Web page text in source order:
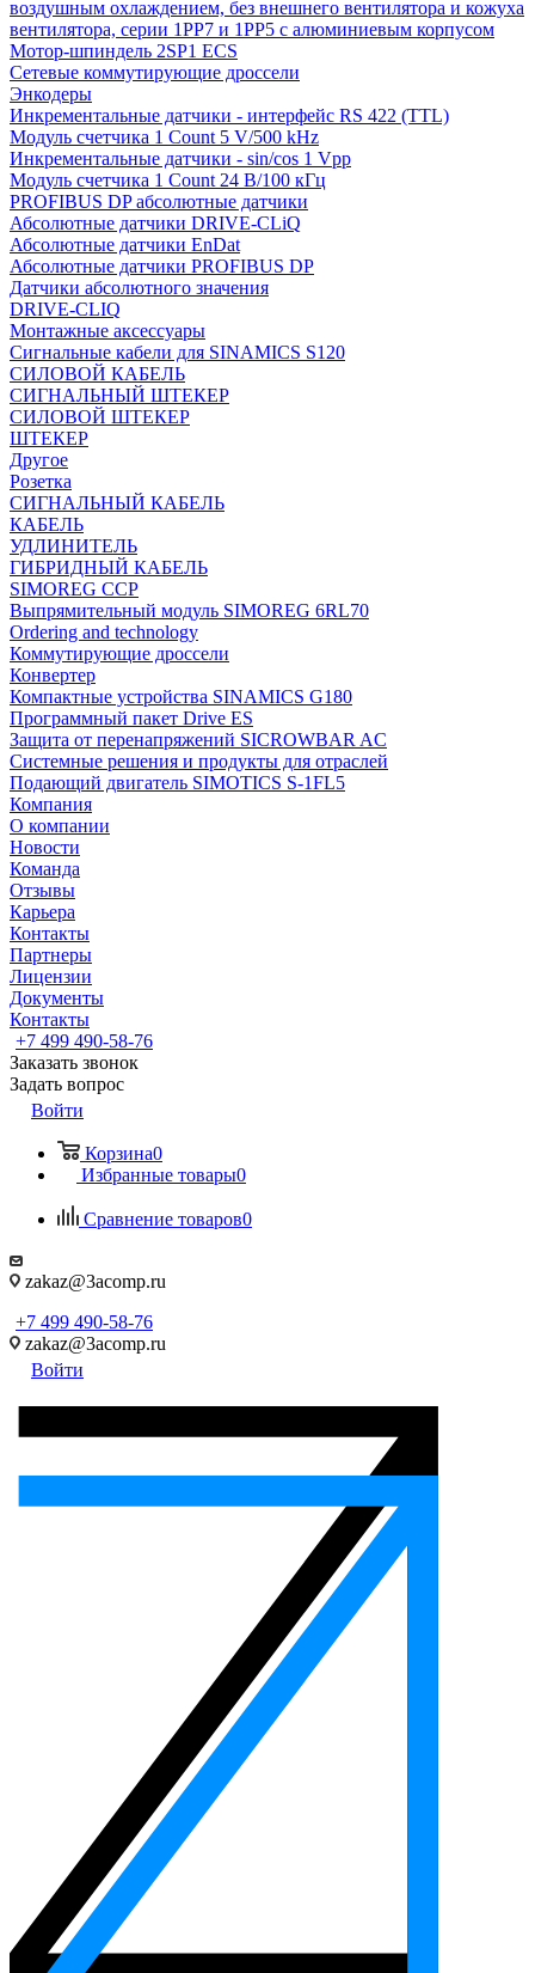
воздушным охлаждением, без внешнего вентилятора и кожуха
вентилятора, серии 1PP7 и 1PP5 с алюминиевым корпусом
Мотор-шпиндель 2SP1 ECS
Сетевые коммутирующие дроссели
Энкодеры
Инкрементальные датчики - интерфейс RS 422 (TTL)
Модуль счетчика 1 Count 5 V/500 kHz
Инкрементальные датчики - sin/cos 1 Vpp
Модуль счетчика 1 Count 24 В/100 кГц
PROFIBUS DP абсолютные датчики
Абсолютные датчики DRIVE-CLiQ
Абсолютные датчики EnDat
Абсолютные датчики PROFIBUS DP
Датчики абсолютного значения
DRIVE-CLIQ
Монтажные аксессуары
Сигнальные кабели для SINAMICS S120
СИЛОВОЙ КАБЕЛЬ
СИГНАЛЬНЫЙ ШТЕКЕР
СИЛОВОЙ ШТЕКЕР
ШТЕКЕР
Другое
Розетка
СИГНАЛЬНЫЙ КАБЕЛЬ
КАБЕЛЬ
УДЛИНИТЕЛЬ
ГИБРИДНЫЙ КАБЕЛЬ
SIMOREG CCP
Выпрямительный модуль SIMOREG 6RL70
Ordering and technology
Коммутирующие дроссели
Конвертер
Компактные устройства SINAMICS G180
Программный пакет Drive ES
Защита от перенапряжений SICROWBAR AC
Системные решения и продукты для отраслей
Подающий двигатель SIMOTICS S-1FL5
Компания
О компании
Новости
Команда
Отзывы
Карьера
Контакты
Партнеры
Лицензии
Документы
Контакты
+7 499 490-58-76
Заказать звонок
Задать вопрос
Войти
Корзина0
Избранные товары0
Сравнение товаров0
zakaz@3acomp.ru
+7 499 490-58-76
zakaz@3acomp.ru
Войти